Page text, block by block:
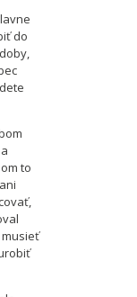
do
to
musieť